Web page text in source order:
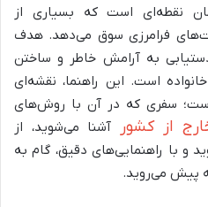
نقطه‌ای است که بسیاری از
فرامرزی سوق می‌دهد. هدف
دستیابی به آرامش خاطر و ساختن
است. این راهنما، نقشه‌ای
سفری که در آن با روش‌های
از کشور
آشنا می‌شوید، از
با راهنمایی‌های دقیق، گام به
پیش می‌روید.